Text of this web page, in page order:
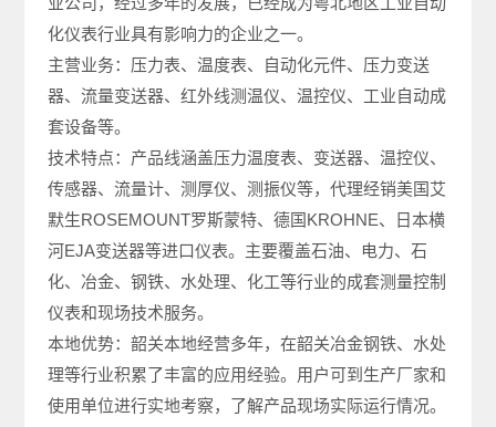
化仪表行业具有影响力的企业之一。
主营业务：压力表、温度表、自动化元件、压力变送
器、流量变送器、红外线测温仪、温控仪、工业自动成
套设备等。
技术特点：产品线涵盖压力温度表、变送器、温控仪、
传感器、流量计、测厚仪、测振仪等，代理经销美国艾
默生ROSEMOUNT罗斯蒙特、德国KROHNE、日本横
河EJA变送器等进口仪表。主要覆盖石油、电力、石
化、冶金、钢铁、水处理、化工等行业的成套测量控制
仪表和现场技术服务。
本地优势：韶关本地经营多年，在韶关冶金钢铁、水处
理等行业积累了丰富的应用经验。用户可到生产厂家和
使用单位进行实地考察，了解产品现场实际运行情况。